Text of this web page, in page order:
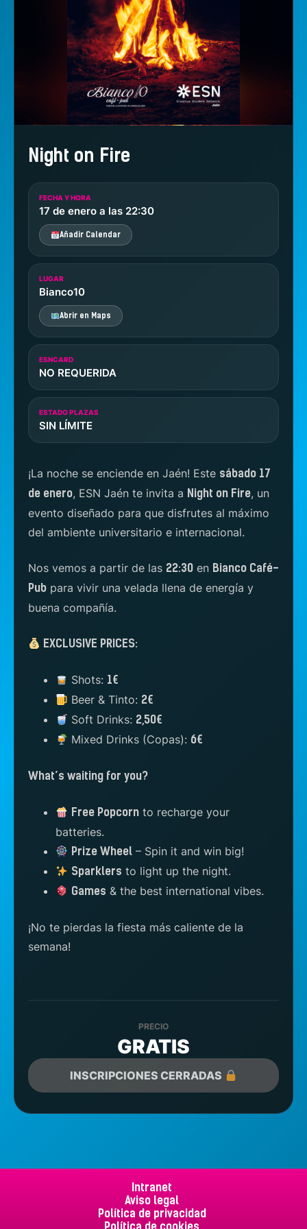
Night on Fire
FECHA Y HORA
17 de enero a las 22:30
Añadir Calendar
LUGAR
Bianco10
Abrir en Maps
ESNCARD
NO REQUERIDA
ESTADO PLAZAS
SIN LÍMITE
¡La noche se enciende en Jaén! Este sábado 17
de enero, ESN Jaén te invita a Night on Fire, un
evento diseñado para que disfrutes al máximo
del ambiente universitario e internacional.
Nos vemos a partir de las 22:30 en Bianco Café-
Pub para vivir una velada llena de energía y
buena compañía.
EXCLUSIVE PRICES:
Shots: 1€
Beer & Tinto: 2€
Soft Drinks: 2,50€
Mixed Drinks (Copas): 6€
What’s waiting for you?
Free Popcorn to recharge your
batteries.
Prize Wheel – Spin it and win big!
Sparklers to light up the night.
Games & the best international vibes.
¡No te pierdas la fiesta más caliente de la
semana!
PRECIO
GRATIS
INSCRIPCIONES CERRADAS
Intranet
Aviso legal
Política de privacidad